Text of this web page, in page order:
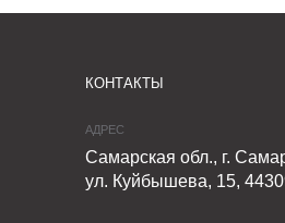
КОНТАКТЫ
АДРЕС
Самарская обл., г.
ул. Куйбышева, 15,